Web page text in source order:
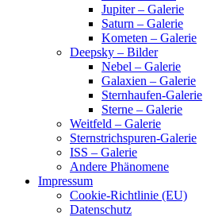
Jupiter – Galerie
Saturn – Galerie
Kometen – Galerie
Deepsky – Bilder
Nebel – Galerie
Galaxien – Galerie
Sternhaufen-Galerie
Sterne – Galerie
Weitfeld – Galerie
Sternstrichspuren-Galerie
ISS – Galerie
Andere Phänomene
Impressum
Cookie-Richtlinie (EU)
Datenschutz